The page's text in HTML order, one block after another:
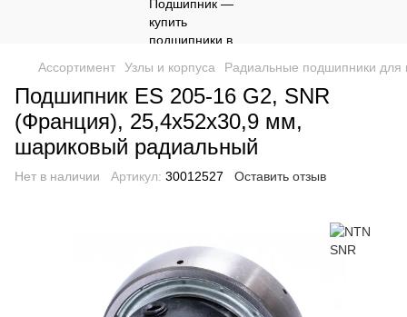
Ассортимент Узлы и корпуса Радиальные подшипники для
Подшипник ES 205-16 G2, SNR
(Франция), 25,4х52х30,9 мм,
шариковый радиальный
Нет в наличии Артикул: 30012527 Оставить отзыв